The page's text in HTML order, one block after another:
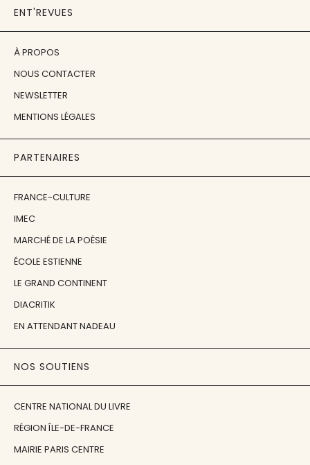
ENT'REVUES
À PROPOS
NOUS CONTACTER
NEWSLETTER
MENTIONS LÉGALES
PARTENAIRES
FRANCE-CULTURE
IMEC
MARCHÉ DE LA POÉSIE
ÉCOLE ESTIENNE
LE GRAND CONTINENT
DIACRITIK
EN ATTENDANT NADEAU
NOS SOUTIENS
CENTRE NATIONAL DU LIVRE
RÉGION ÎLE-DE-FRANCE
MAIRIE PARIS CENTRE